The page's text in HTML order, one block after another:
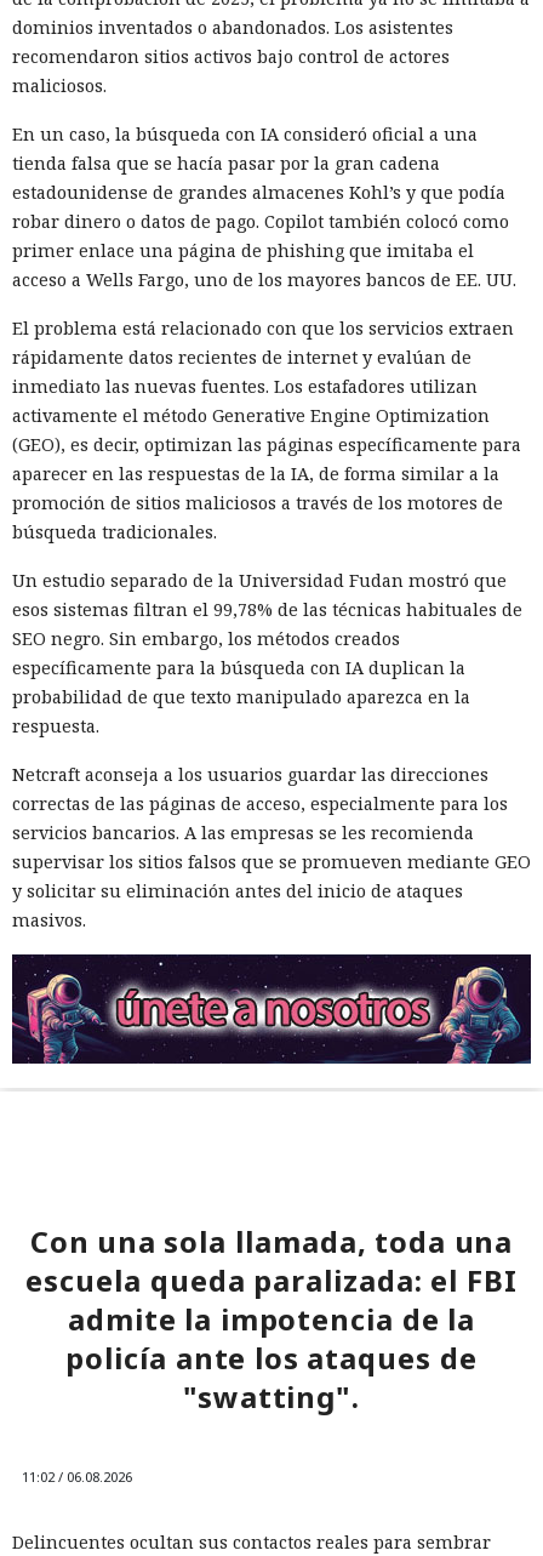
dominios inventados o abandonados. Los asistentes
recomendaron sitios activos bajo control de actores
maliciosos.
En un caso, la búsqueda con IA consideró oficial a una
tienda falsa que se hacía pasar por la gran cadena
estadounidense de grandes almacenes Kohl’s y que podía
robar dinero o datos de pago. Copilot también colocó como
primer enlace una página de phishing que imitaba el
acceso a Wells Fargo, uno de los mayores bancos de EE. UU.
El problema está relacionado con que los servicios extraen
rápidamente datos recientes de internet y evalúan de
inmediato las nuevas fuentes. Los estafadores utilizan
activamente el método Generative Engine Optimization
(GEO), es decir, optimizan las páginas específicamente para
aparecer en las respuestas de la IA, de forma similar a la
promoción de sitios maliciosos a través de los motores de
búsqueda tradicionales.
Un estudio separado de la Universidad Fudan mostró que
esos sistemas filtran el 99,78% de las técnicas habituales de
SEO negro. Sin embargo, los métodos creados
específicamente para la búsqueda con IA duplican la
probabilidad de que texto manipulado aparezca en la
respuesta.
Netcraft aconseja a los usuarios guardar las direcciones
correctas de las páginas de acceso, especialmente para los
servicios bancarios. A las empresas se les recomienda
supervisar los sitios falsos que se promueven mediante GEO
y solicitar su eliminación antes del inicio de ataques
masivos.
Con una sola llamada, toda una
escuela queda paralizada: el FBI
admite la impotencia de la
policía ante los ataques de
"swatting".
11:02 / 06.08.2026
Delincuentes ocultan sus contactos reales para sembrar